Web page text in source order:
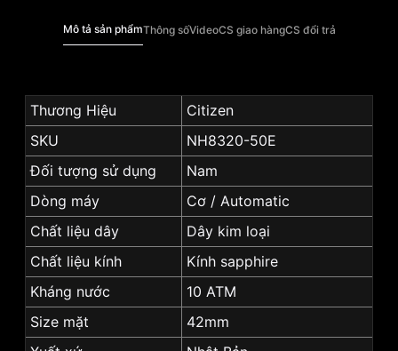
Mô tả sản phẩmThông sốVideoCS giao hàngCS đổi trả
Thương Hiệu
Citizen
SKU
NH8320-50E
Đối tượng sử dụng
Nam
Dòng máy
Cơ / Automatic
Chất liệu dây
Dây kim loại
Chất liệu kính
Kính sapphire
Kháng nước
10 ATM
Size mặt
42mm